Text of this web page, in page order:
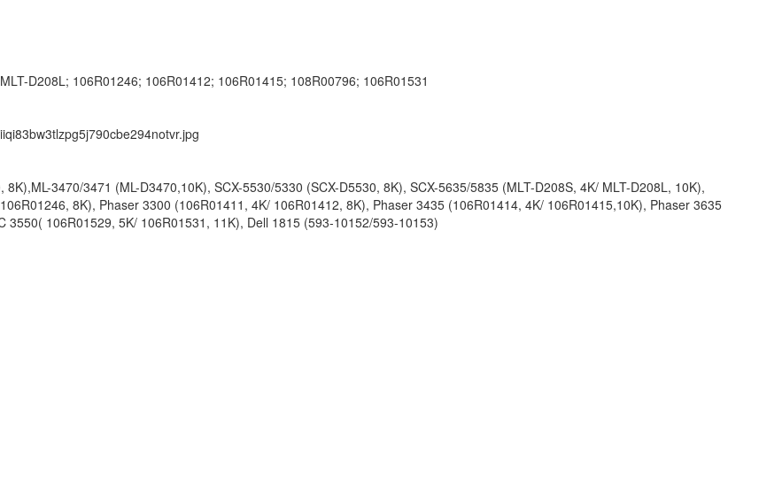
D208L; 106R01246; 106R01412; 106R01415; 108R00796; 106R01531
3470/3471 (ML-D3470,10K), SCX-5530/5330 (SCX-D5530, 8K), SCX-5635/5835 (MLT-D208S, 4K/ MLT-D208L, 10K),
8K), Phaser 3300 (106R01411, 4K/ 106R01412, 8K), Phaser 3435 (106R01414, 4K/ 106R01415,10K), Phaser 3635
3550( 106R01529, 5K/ 106R01531, 11K), Dell 1815 (593-10152/593-10153)